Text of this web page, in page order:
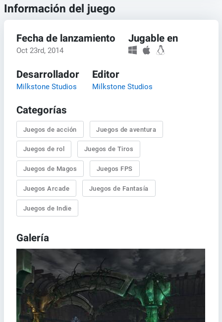
Información del juego
Fecha de lanzamiento
Oct 23rd, 2014
Jugable en
Desarrollador
Milkstone Studios
Editor
Milkstone Studios
Categorías
Juegos de acción Juegos de aventura
Juegos de rol Juegos de Tiros
Juegos de Magos Juegos FPS
Juegos Arcade Juegos de Fantasía
Juegos de Indie
Galería